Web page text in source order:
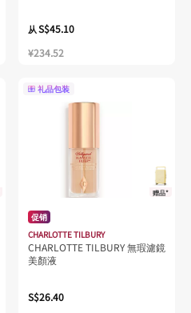
从S$45.10
¥234.52
礼品包装
赠品*
促销
CHARLOTTE TILBURY
CHARLOTTE TILBURY 無瑕濾鏡
美顏液
S$26.40